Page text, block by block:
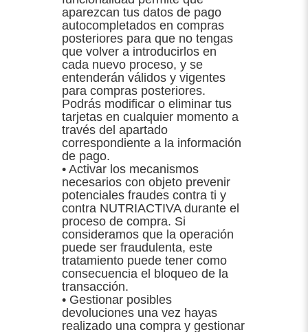
aparezcan tus datos de pago
autocompletados en compras
posteriores para que no tengas
que volver a introducirlos en
cada nuevo proceso, y se
entenderán válidos y vigentes
para compras posteriores.
Podrás modificar o eliminar tus
tarjetas en cualquier momento a
través del apartado
correspondiente a la información
de pago.
• Activar los mecanismos
necesarios con objeto prevenir
potenciales fraudes contra ti y
contra NUTRIACTIVA durante el
proceso de compra. Si
consideramos que la operación
puede ser fraudulenta, este
tratamiento puede tener como
consecuencia el bloqueo de la
transacción.
• Gestionar posibles
devoluciones una vez hayas
realizado una compra y gestionar